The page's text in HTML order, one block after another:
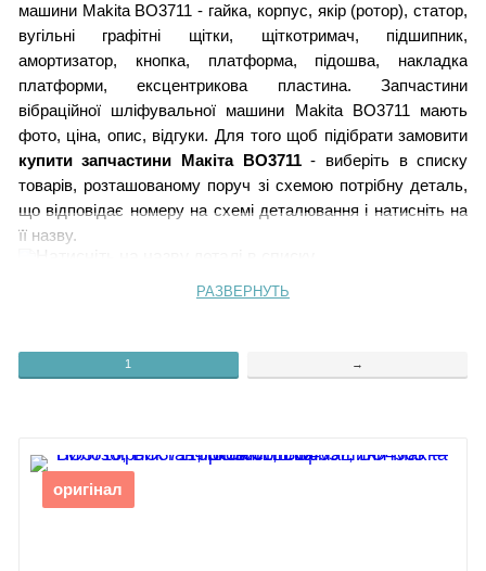
машини Makita BO3711 - гайка, корпус, якір (ротор), статор,
вугільні графітні щітки, щіткотримач, підшипник,
амортизатор, кнопка, платформа, підошва, накладка
платформи, ексцентрикова пластина. Запчастини
вібраційної шліфувальної машини Makita BO3711 мають
фото, ціна, опис, відгуки. Для того щоб підібрати замовити
купити запчастини Макіта BO3711- виберіть в списку
товарів, розташованому поруч зі схемою потрібну деталь,
що відповідає номеру на схемі деталювання і натисніть на
її назву.
3Гумовий штифт 4
Вугільні щітки CB-64
8Шумоглушник
9 Етикетка
Самонарізний гвинт 4x18
Фіксуюча панель для кабеля
РАЗВЕРНУТЬ
1 →
оригінал